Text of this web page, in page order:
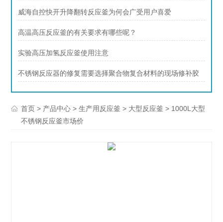
威海自控快开升降翻转反应釜为何会广受用户喜爱
高温高压反应釜的有关要求有哪些呢？
实验高压加氢反应釜使用注意
不锈钢反应器的修复需要选择聚合物复合材料的现场修补胶
首页 > 产品中心 >生产用反应釜 > 大型反应釜 > 1000L大型
不锈钢反应釜市场价